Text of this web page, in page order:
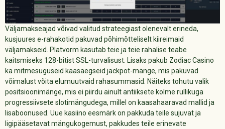
Väljamakseajad võivad valitud strateegiast olenevalt erineda,
kusjuures e-rahakotid pakuvad põhimõtteliselt kiireimaid
väljamakseid. Platvorm kasutab teie ja teie rahalise teabe
kaitsmiseks 128-bitist SSL-turvalisust. Lisaks pakub Zodiac Casino
ka mitmesuguseid kaasaegseid jackpot-mänge, mis pakuvad
võimalust võita elumuutvaid rahasummasid. Näiteks tohutu valik
positsioonimänge, mis ei piirdu ainult antiiksete kolme rullikuga
progressiivsete slotimängudega, millel on kaasahaaravad mallid ja
lisaboonused. Uue kasiino eesmärk on pakkuda teile sujuvat ja
ligipääsetavat mängukogemust, pakkudes teile erinevate